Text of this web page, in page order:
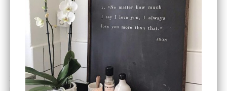
Cloudy kruka mini, vit
199 kr
Bordslampa Mushroom
vit, Utomhus
499 kr